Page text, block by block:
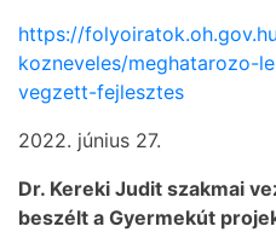
https://
kozneveles/meghatarozo-
vegzett-fejlesztes
2022. június 27.
Dr. Kereki Judit szakmai
beszélt a Gyermekút